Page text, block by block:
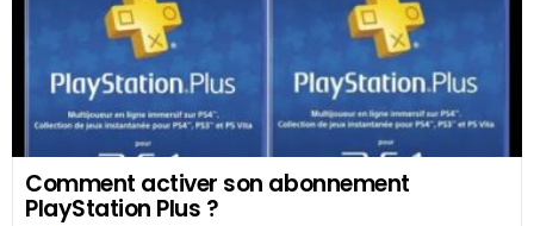
Comment activer son abonnement
PlayStation Plus ?